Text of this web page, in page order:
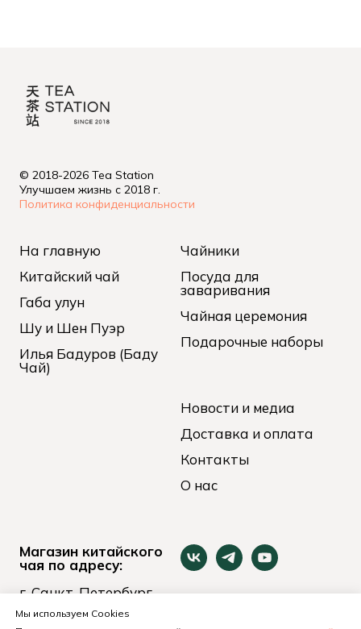
© 2018-2026 Tea Station
Улучшаем жизнь с 2018 г.
Политика конфиденциальности
На главную
Китайский чай
Габа улун
Шу и Шен Пуэр
Илья Бадуров (Баду
Чай)
Чайники
Посуда для
заваривания
Чайная церемония
Подарочные наборы
Новости и медиа
Доставка и оплата
Контакты
О нас
Магазин китайского
чая по адресу:
г. Санкт-Петербург
ул. Боровая, дом 6
Мы используем Cookies